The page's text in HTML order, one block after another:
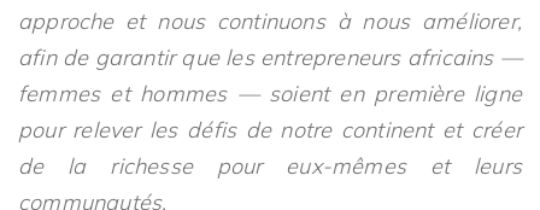
approche et nous continuons à nous améliorer,
afin de garantir que les entrepreneurs africains —
femmes et hommes — soient en première ligne
pour relever les défis de notre continent et créer
de la richesse pour eux-mêmes et leurs
communautés.